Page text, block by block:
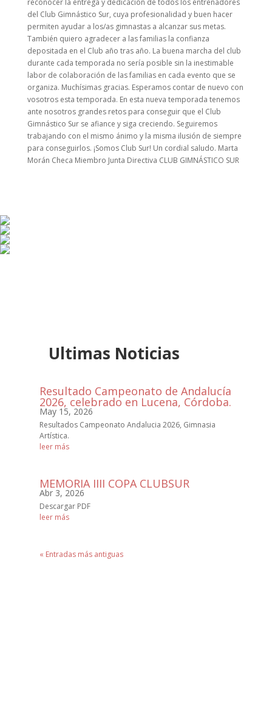
reconocer la entrega y dedicación de todos los entrenadores
del Club Gimnástico Sur, cuya profesionalidad y buen hacer
permiten ayudar a los/as gimnastas a alcanzar sus metas.
También quiero agradecer a las familias la confianza
depositada en el Club año tras año. La buena marcha del club
durante cada temporada no sería posible sin la inestimable
labor de colaboración de las familias en cada evento que se
organiza. Muchísimas gracias. Esperamos contar de nuevo con
vosotros esta temporada. En esta nueva temporada tenemos
ante nosotros grandes retos para conseguir que el Club
Gimnástico Sur se afiance y siga creciendo. Seguiremos
trabajando con el mismo ánimo y la misma ilusión de siempre
para conseguirlos. ¡Somos Club Sur! Un cordial saludo. Marta
Morán Checa Miembro Junta Directiva CLUB GIMNÁSTICO SUR
Ultimas Noticias
Resultado Campeonato de Andalucía
2026, celebrado en Lucena, Córdoba.
May 15, 2026
Resultados Campeonato Andalucia 2026, Gimnasia
Artística.
leer más
MEMORIA IIII COPA CLUBSUR
Abr 3, 2026
Descargar PDF
leer más
« Entradas más antiguas